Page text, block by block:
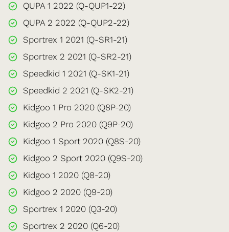
QUPA 1 2022 (Q-QUP1-22)
QUPA 2 2022 (Q-QUP2-22)
Sportrex 1 2021 (Q-SR1-21)
Sportrex 2 2021 (Q-SR2-21)
Speedkid 1 2021 (Q-SK1-21)
Speedkid 2 2021 (Q-SK2-21)
Kidgoo 1 Pro 2020 (Q8P-20)
Kidgoo 2 Pro 2020 (Q9P-20)
Kidgoo 1 Sport 2020 (Q8S-20)
Kidgoo 2 Sport 2020 (Q9S-20)
Kidgoo 1 2020 (Q8-20)
Kidgoo 2 2020 (Q9-20)
Sportrex 1 2020 (Q3-20)
Sportrex 2 2020 (Q6-20)